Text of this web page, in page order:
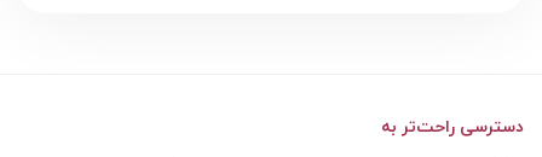
دسترسی راحت‌تر به